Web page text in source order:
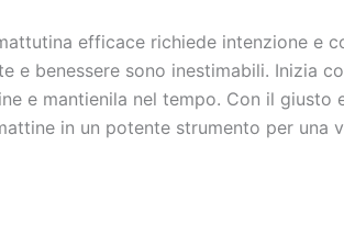
efficace richiede intenzione e
e benessere sono inestimabili. Inizia
e mantienila nel tempo. Con il giusto
in un potente strumento per una